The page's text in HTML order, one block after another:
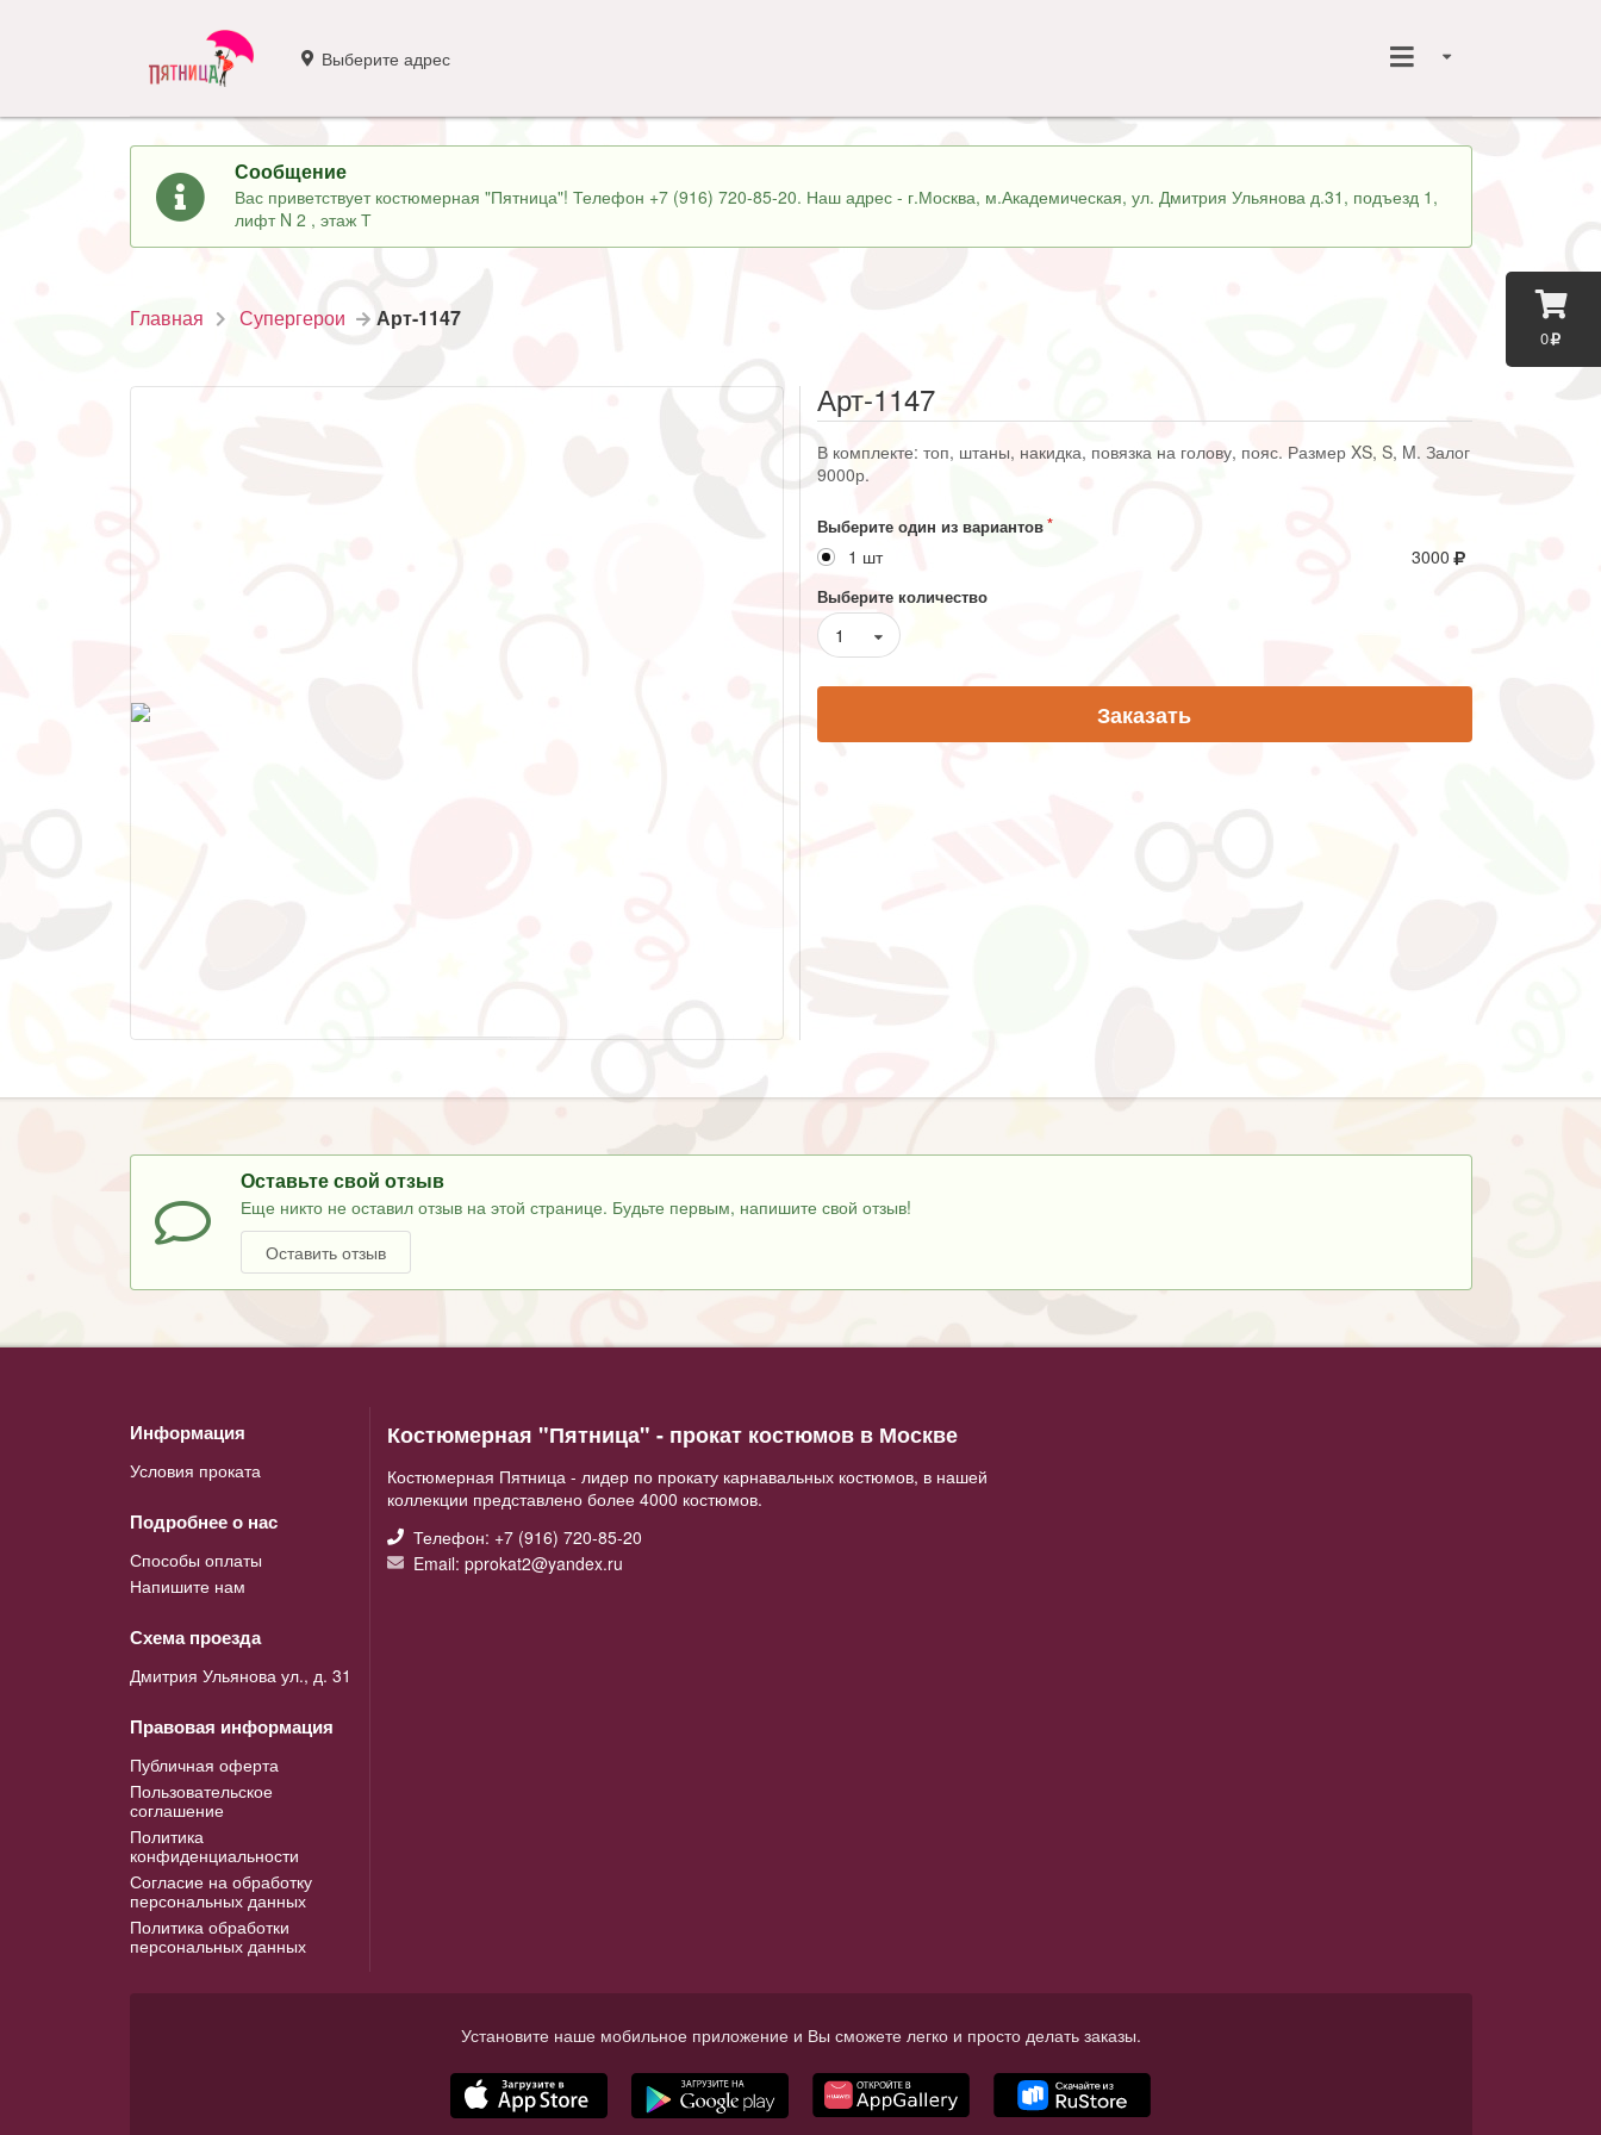
0
Выберите адрес
Сообщение
Вас приветствует костюмерная "Пятница"! Телефон +7 (916) 720-85-20. Наш адрес - г.Москва, м.Академическая, ул. Дмитрия Ульянова д.31, подъезд 1,
лифт N 2 , этаж Т
Главная Супергерои Арт-1147
Арт-1147
В комплекте: топ, штаны, накидка, повязка на голову, пояс. Размер XS, S, M. Залог
9000р.
Выберите один из вариантов
1 шт 3000
Выберите количество
1
Заказать
Оставьте свой отзыв
Еще никто не оставил отзыв на этой странице. Будьте первым, напишите свой отзыв!
Оставить отзыв
Информация
Условия проката
Подробнее о нас
Способы оплаты
Напишите нам
Схема проезда
Дмитрия Ульянова ул., д. 31
Правовая информация
Публичная оферта
Пользовательское
соглашение
Политика
конфиденциальности
Согласие на обработку
персональных данных
Политика обработки
персональных данных
Костюмерная "Пятница" - прокат костюмов в Москве
Костюмерная Пятница - лидер по прокату карнавальных костюмов, в нашей
коллекции представлено более 4000 костюмов.
Телефон: +7 (916) 720-85-20
Email: pprokat2@yandex.ru
Установите наше мобильное приложение и Вы сможете легко и просто делать заказы.